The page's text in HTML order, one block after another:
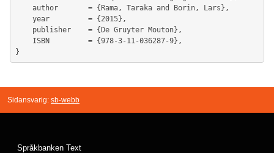
Sidansvarig: sb-webb
Språkbanken Text